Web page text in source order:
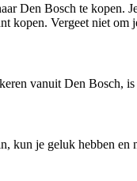
Den Bosch te kopen.
kopen. Vergeet niet
vanuit Den Bosch,
kun je geluk hebben